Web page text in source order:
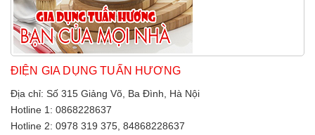
ĐIỆN GIA DỤNG TUẤN HƯƠNG
Địa chỉ: Số 315 Giảng Võ, Ba Đình, Hà Nội
Hotline 1: 0868228637
Hotline 2: 0978 319 375, 84868228637